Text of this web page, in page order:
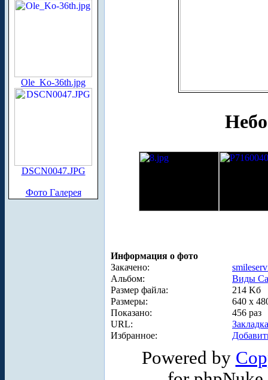
Ole_Ko-36th.jpg
DSCN0047.JPG
Фото Галерея
Информация о фото
Закачено:
Альбом:
Виды
Размер файла:
214 Kб
Размеры:
640 x
Показано:
456 раз
URL:
Избранное:
Powered by